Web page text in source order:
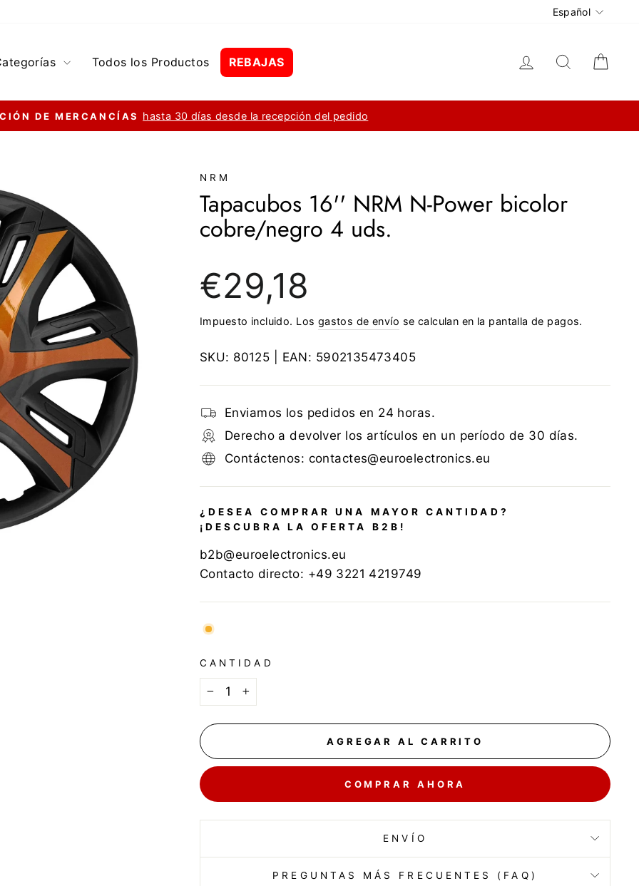
Idioma
Español
Todos los Productos REBAJAS Ingresar Buscar
diapositivas
DE MERCANCÍAS hasta 30 días desde la recepción del pedido
NRM
Tapacubos 16'' NRM N-Power bicolor
cobre/negro 4 uds.
regular
€29,18
Impuesto incluido. Los gastos de envío se calculan en la pantalla de pagos.
SKU: 80125 | EAN: 5902135473405
Enviamos los pedidos en 24 horas.
Derecho a devolver los artículos en un período de 30 días.
Contáctenos: contactes@euroelectronics.eu
¿DESEA COMPRAR UNA MAYOR CANTIDAD?
¡DESCUBRA LA OFERTA B2B!
b2b@euroelectronics.eu
Contacto directo: +49 3221 4219749
CANTIDAD
AGREGAR AL CARRITO
COMPRAR AHORA
ENVÍO
PREGUNTAS MÁS FRECUENTES (FAQ)